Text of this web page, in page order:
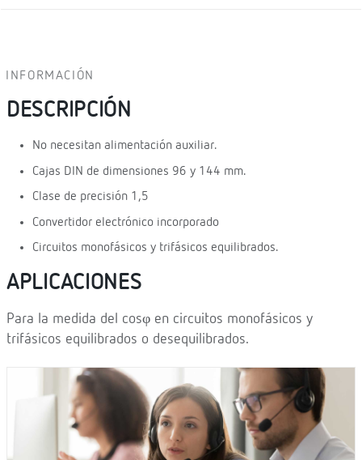
INFORMACIÓN
DESCRIPCIÓN
No necesitan alimentación auxiliar.
Cajas DIN de dimensiones 96 y 144 mm.
Clase de precisión 1,5
Convertidor electrónico incorporado
Circuitos monofásicos y trifásicos equilibrados.
APLICACIONES
Para la medida del cosφ en circuitos monofásicos y
trifásicos equilibrados o desequilibrados.